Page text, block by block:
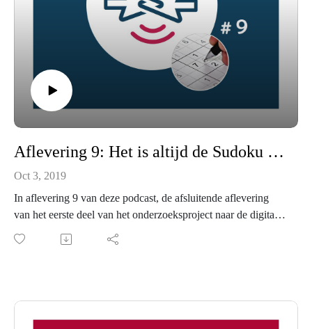
Aflevering 9: Het is altijd de Sudoku (en andere interessante resultaten van Klikt het deel 1)
Oct 3, 2019
In aflevering 9 van deze podcast, de afsluitende aflevering
van het eerste deel van het onderzoeksproject naar de digitale
relatie tussen journalisten en hun publiek, kijkt Mijke terug op
haar onderzoek tot nu toe. Ze deelt de belangrijkste resultaten
publieksperspectief.